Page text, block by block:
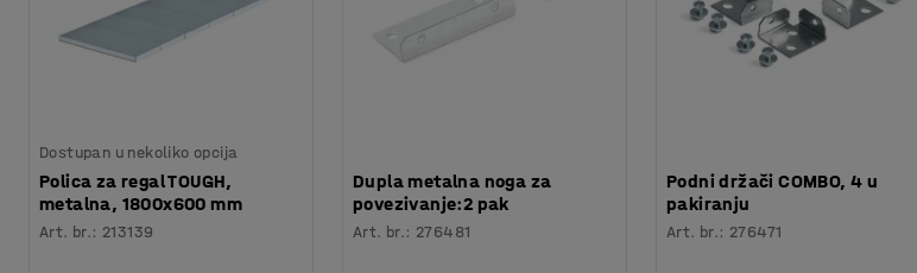
Dostupan u nekoliko opcija
Polica za regal TOUGH,
metalna, 1800x600 mm
Art. br.: 213139
Dupla metalna noga za
povezivanje:2 pak
Art. br.: 276481
Podni držači COMBO, 4 u
pakiranju
Art. br.: 276471